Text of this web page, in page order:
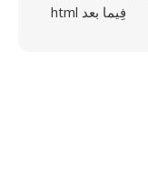
html فِيما بعد